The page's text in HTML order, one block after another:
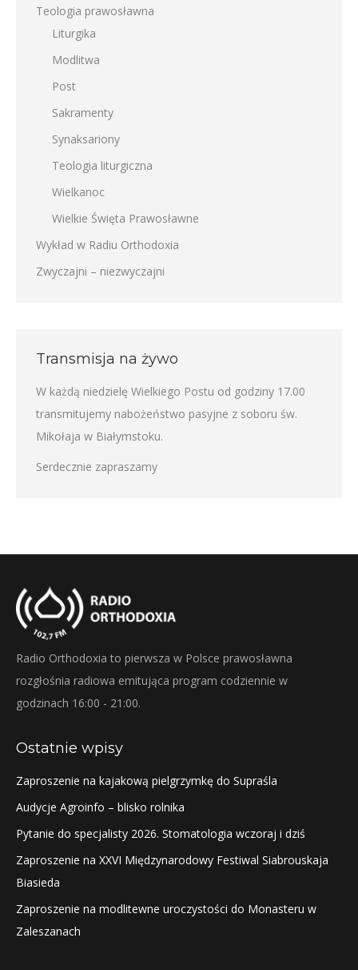
Teologia prawosławna
Liturgika
Modlitwa
Post
Sakramenty
Synaksariony
Teologia liturgiczna
Wielkanoc
Wielkie Święta Prawosławne
Wykład w Radiu Orthodoxia
Zwyczajni – niezwyczajni
Transmisja na żywo
W każdą niedzielę Wielkiego Postu od godziny 17.00
transmitujemy nabożeństwo pasyjne z soboru św.
Mikołaja w Białymstoku.
Serdecznie zapraszamy
Radio Orthodoxia to pierwsza w Polsce prawosławna
rozgłośnia radiowa emitująca program codziennie w
godzinach 16:00 - 21:00.
Ostatnie wpisy
Zaproszenie na kajakową pielgrzymkę do Supraśla
Audycje Agroinfo – blisko rolnika
Pytanie do specjalisty 2026. Stomatologia wczoraj i dziś
Zaproszenie na XXVI Międzynarodowy Festiwal Siabrouskaja
Biasieda
Zaproszenie na modlitewne uroczystości do Monasteru w
Zaleszanach